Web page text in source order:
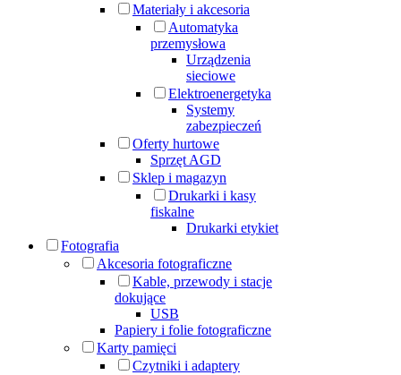
Materiały i akcesoria
Automatyka
przemysłowa
Urządzenia
sieciowe
Elektroenergetyka
Systemy
zabezpieczeń
Oferty hurtowe
Sprzęt AGD
Sklep i magazyn
Drukarki i kasy
fiskalne
Drukarki etykiet
Fotografia
Akcesoria fotograficzne
Kable, przewody i stacje
dokujące
USB
Papiery i folie fotograficzne
Karty pamięci
Czytniki i adaptery